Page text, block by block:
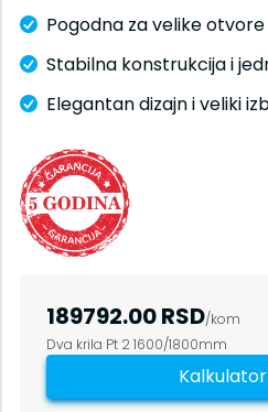
Objašnjenja
Uslovi Kupovine
Veleprodaja PVC profila
O nama
Proizvodnja
Proizvodjači i Brendovi
Naš Tim
Sertifikati
Prozori | Balkonska vrata
Ulazna vrata
Ulazna staklena vrata
Sobna vrata
Pogodna za velike
Stabilna konstrukcija i
Elegantan dizajn i veliki
189792.00RSD/kom
Dva krila Pt 2 1600/1800mm